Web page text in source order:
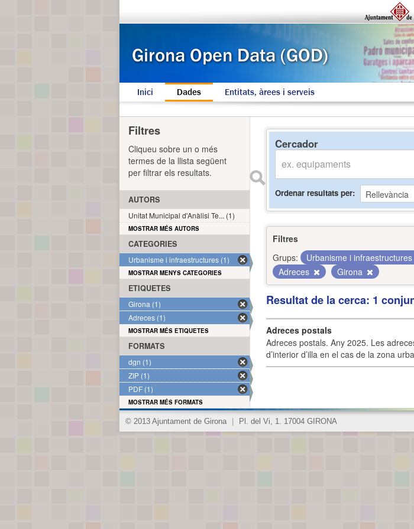
Inici Dades Entitats, àrees i serveis
Cercador
Ordenar resultats per
Filtres
Grups:
Urbanisme i infraestructures
Adreces
Girona
Resultat de la cerca: 1
Adreces postals
Adreces postals. Any 2025. Les
d’interior d’illa en el cas de la zona
Filtres
Cliqueu sobre un o més
termes de la llista següent
per filtrar els resultats.
AUTORS
Unitat Municipal d'Anàlisi Te... (1)
MOSTRAR MÉS AUTORS
CATEGORIES
Urbanisme i infraestructures (1)
MOSTRAR MENYS CATEGORIES
ETIQUETES
Girona (1)
Adreces (1)
MOSTRAR MÉS ETIQUETES
FORMATS
dgn (1)
ZIP (1)
PDF (1)
MOSTRAR MÉS FORMATS
© 2013 Ajuntament de Girona Pl. del Vi, 1. 17004 GIRONA